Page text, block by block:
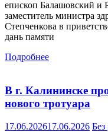
епископ Балашовский и
заместитель министра
Степченкова в
дань памяти
Подробнее
В г. Калининске
нового тротуара
17.06.202617.06.2026 Без